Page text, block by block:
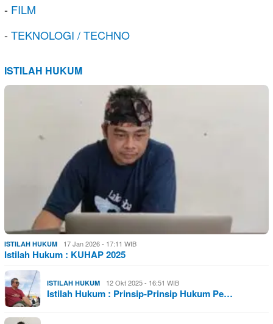
- FILM
-TEKNOLOGI / TECHNO
ISTILAH HUKUM
ISTILAH HUKUM 17 Jan 2026 - 17:11 WIB
Istilah Hukum : KUHAP 2025
ISTILAH HUKUM 12 Okt 2025 - 16:51 WIB
Istilah Hukum : Prinsip-Prinsip Hukum Pe…